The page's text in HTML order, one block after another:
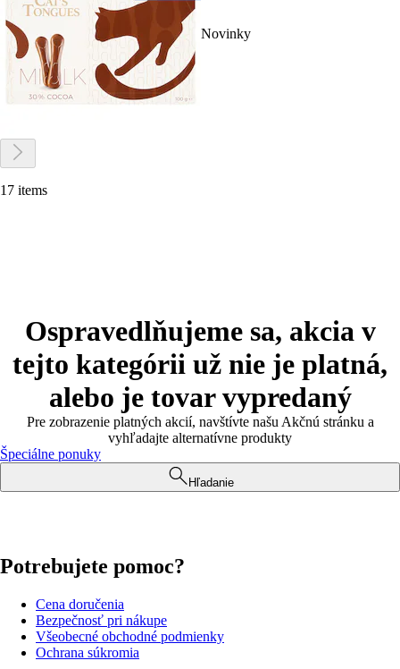
Novinky
17 items
Ospravedlňujeme sa, akcia v
tejto kategórii už nie je platná,
alebo je tovar vypredaný
Pre zobrazenie platných akcií, navštívte našu Akčnú stránku a
vyhľadajte alternatívne produkty
Špeciálne ponuky
Hľadanie
Potrebujete pomoc?
Cena doručenia
Bezpečnosť pri nákupe
Všeobecné obchodné podmienky
Ochrana súkromia